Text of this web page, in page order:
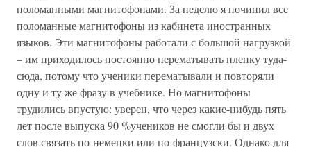
поломанными магнитофонами. За неделю я починил все
поломанные магнитофоны из кабинета иностранных
языков. Эти магнитофоны работали с большой нагрузкой
– им приходилось постоянно перематывать пленку туда-
сюда, потому что ученики перематывали и повторяли
одну и ту же фразу в учебнике. Но магнитофоны
трудились впустую: уверен, что через какие-нибудь пять
лет после выпуска 90 %учеников не смогли бы и двух
слов связать по-немецки или по-французски. Однако для